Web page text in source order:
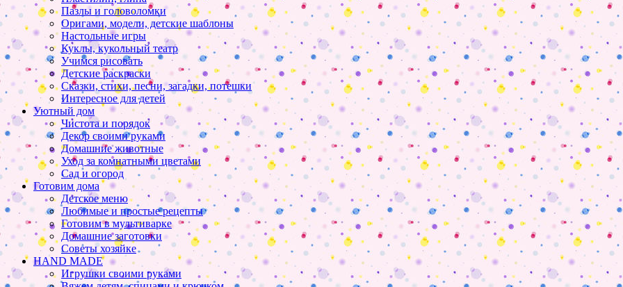
Пазлы и головоломки
Оригами, модели, детские шаблоны
Настольные игры
Куклы, кукольный театр
Учимся рисовать
Детские раскраски
Сказки, стихи, песни, загадки, потешки
Интересное для детей
Уютный дом
Чистота и порядок
Декор своими руками
Домашние животные
Уход за комнатными цветами
Сад и огород
Готовим дома
Детское меню
Любимые и простые рецепты
Готовим в мультиварке
Домашние заготовки
Советы хозяйке
HAND MADE
Игрушки своими руками